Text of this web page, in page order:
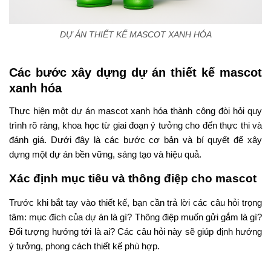
DỰ ÁN THIẾT KẾ MASCOT XANH HÓA
Các bước xây dựng dự án thiết kế mascot
xanh hóa
Thực hiện một dự án mascot xanh hóa thành công đòi hỏi quy
trình rõ ràng, khoa học từ giai đoạn ý tưởng cho đến thực thi và
đánh giá. Dưới đây là các bước cơ bản và bí quyết để xây
dựng một dự án bền vững, sáng tạo và hiệu quả.
Xác định mục tiêu và thông điệp cho mascot
Trước khi bắt tay vào thiết kế, bạn cần trả lời các câu hỏi trọng
tâm: mục đích của dự án là gì? Thông điệp muốn gửi gắm là gì?
Đối tượng hướng tới là ai? Các câu hỏi này sẽ giúp định hướng
ý tưởng, phong cách thiết kế phù hợp.